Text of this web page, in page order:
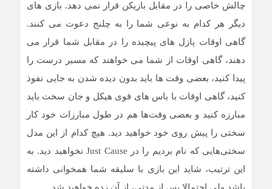
چالش خاصی را در مقابل بازیکن قرار نمی دهد. بازی های
دیگر هر کدام به نوعی شما را به چلنج دعوت می کنند.
گاهی اوقات پازل های پیچیده را در مقابل شما قرار می
دهند، گاهی اوقات از شما می خواهند که مسیر درست را
پیدا کنید، بعضی وقت ها باید بدون دیده شدن به جایی نفوذ
کنید، گاهی اوقات با باس های قوی هیکل و جان سخت باید
مبارزه کنید و بعضی وقت‌ها هم در طول مبارزات خود کار
سختی را پیش روی خود خواهید دید. هیچ کدام از این مدل
سختی‌هایی که نام بردیم را در Just Cause نخواهید دید. به
این ترتیب، شاید این بازی با سلیقه شما همخوانی داشته